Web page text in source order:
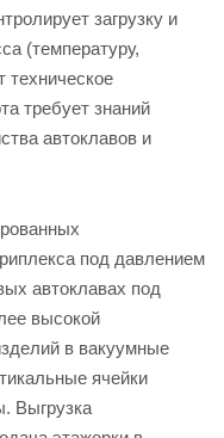
загрузку и
(температуру,
техническое
требует знаний
автоклавов и
под давлением
автоклавах под
высокой
в вакуумные
ячейки
Выгрузка